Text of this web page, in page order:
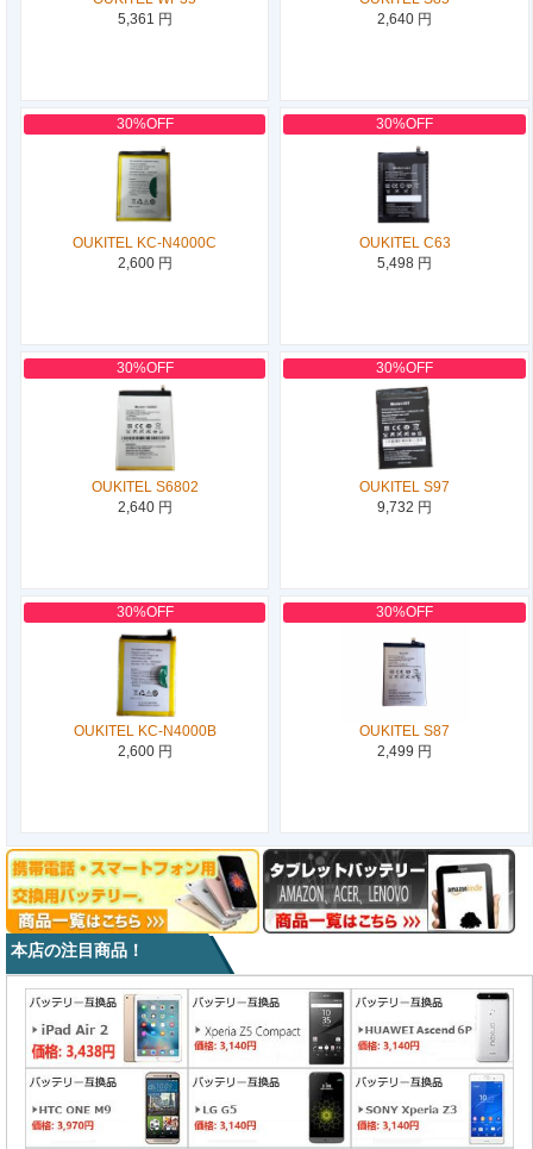
5,361 円
2,640 円
30%OFF
OUKITEL KC-N4000C
2,600 円
30%OFF
OUKITEL C63
5,498 円
30%OFF
OUKITEL S6802
2,640 円
30%OFF
OUKITEL S97
9,732 円
30%OFF
OUKITEL KC-N4000B
2,600 円
30%OFF
OUKITEL S87
2,499 円
本店の注目商品！